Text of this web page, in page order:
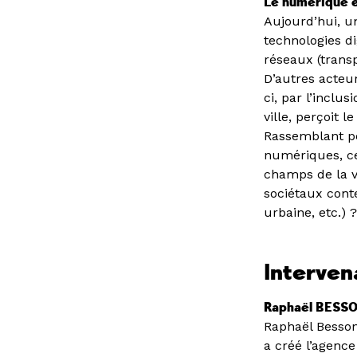
Aujourd’hui,
technologies
réseaux
D’autres
ci, par
ville, perçoit
Rassemblant
numériques,
champs de la
sociétaux
urbaine, etc.) ?
Raphaël
Raphaël
a créé